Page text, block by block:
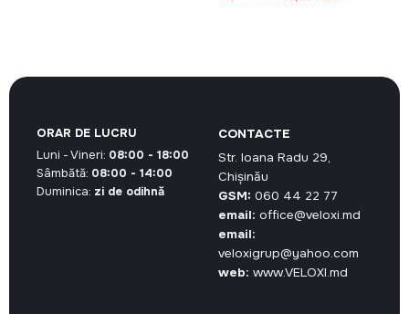
inițial
CONTACTE
Str. Ioana Radu 29,
Chișinău
GSM: 060 44 22 77
email: office@veloxi.md
email:
veloxigrup@yahoo.com
web: www.VELOXI.md
ORAR DE LUCRU
Luni - Vineri: 08:00 - 18:00
Sâmbătă: 08:00 - 14:00
Duminica: zi de odihnă